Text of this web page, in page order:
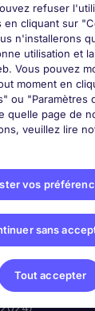
refuser
en cliquant sur
n'installerons
utilisation et
Vous pouvez
moment en
ou "Paramètres
quelle page de
veuillez lire
vos
sans
Tout accepter